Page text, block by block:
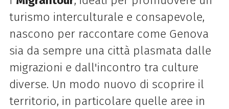
turismo interculturale e consapevole,
nascono per raccontare come Genova
sia da sempre una città plasmata dalle
migrazioni e dall'incontro tra culture
diverse. Un modo nuovo di scoprire il
territorio, in particolare quelle aree in